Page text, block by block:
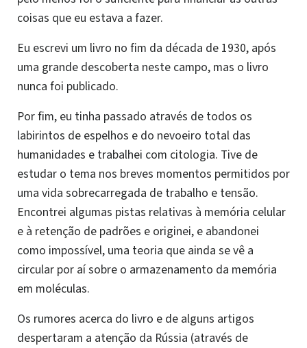
coisas que eu estava a fazer.
Eu escrevi um livro no fim da década de 1930, após
uma grande descoberta neste campo, mas o livro
nunca foi publicado.
Por fim, eu tinha passado através de todos os
labirintos de espelhos e do nevoeiro total das
humanidades e trabalhei com citologia. Tive de
estudar o tema nos breves momentos permitidos por
uma vida sobrecarregada de trabalho e tensão.
Encontrei algumas pistas relativas à memória celular
e à retenção de padrões e originei, e abandonei
como impossível, uma teoria que ainda se vê a
circular por aí sobre o armazenamento da memória
em moléculas.
Os rumores acerca do livro e de alguns artigos
despertaram a atenção da Rússia (através de